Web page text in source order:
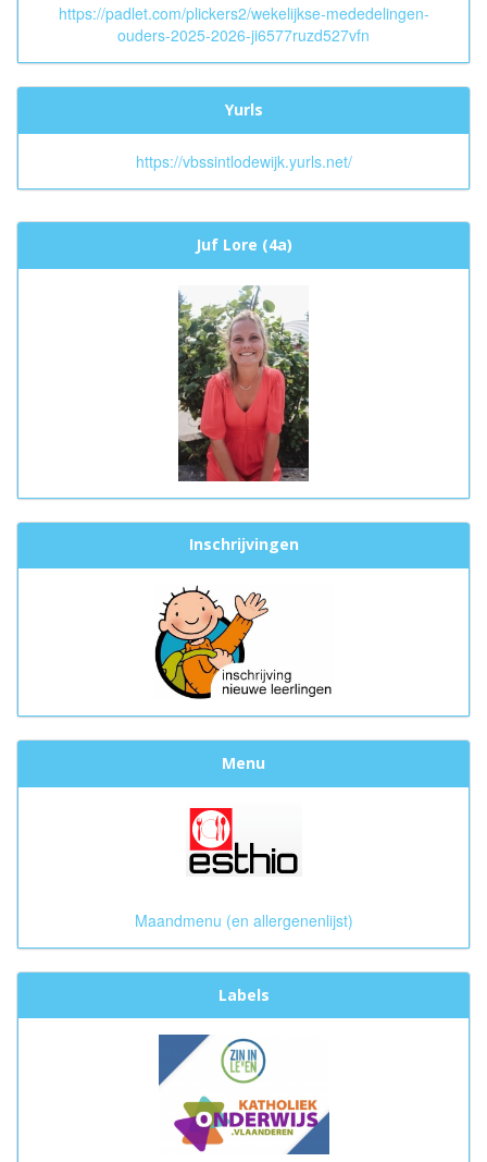
https://padlet.com/plickers2/wekelijkse-mededelingen-
ouders-2025-2026-ji6577ruzd527vfn
Yurls
https://vbssintlodewijk.yurls.net/
Juf Lore (4a)
Inschrijvingen
Menu
Maandmenu (en allergenenlijst)
Labels